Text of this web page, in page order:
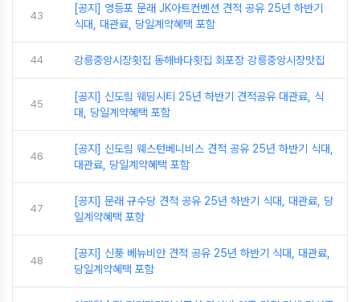
43
[공지] 영등포 문래 JK아트컨벤션 견적 공유 25년 하반기
식대, 대관료, 당일계약혜택 포함
44 강릉중앙시장횟집 동해바다횟집 회포장 강릉중앙시장맛집
45
[공지] 신도림 웨딩시티 25년 하반기 견적공유 대관료, 식
대, 당일계약혜택 포함
46
[공지] 신도림 웨스턴베니비스 견적 공유 25년 하반기 식대,
대관료, 당일계약혜택 포함
47
[공지] 문래 규수당 견적 공유 25년 하반기 식대, 대관료, 당
일계약혜택 포함
48
[공지] 신풍 베뉴비안 견적 공유 25년 하반기 식대, 대관료,
당일계약혜택 포함